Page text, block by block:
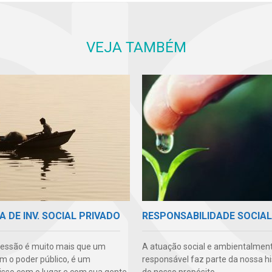
VEJA TAMBÉM
DE INV. SOCIAL PRIVADO
é muito mais que um
o poder público, é um
RESPONSABILIDADE SOCIAL
A atuação social e
responsável faz parte da nossa